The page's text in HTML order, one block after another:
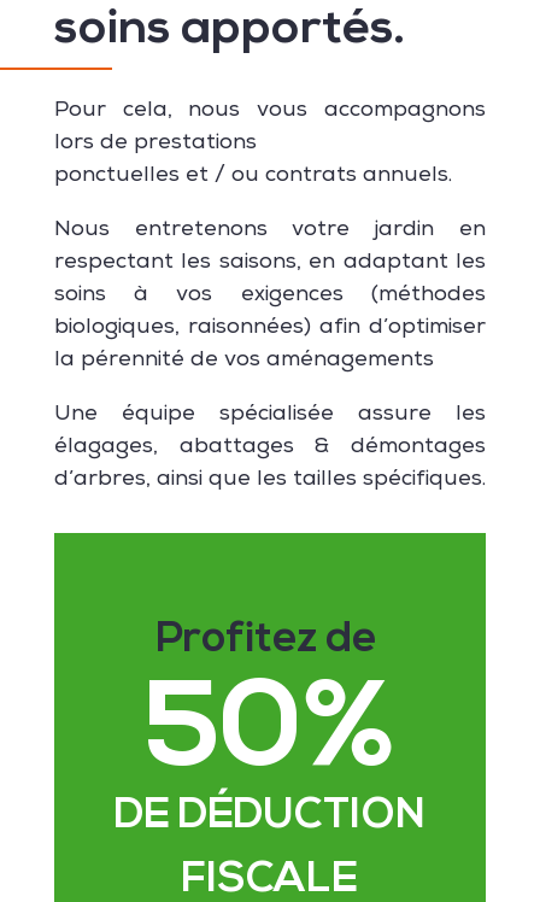
soins apportés.
Pour cela, nous vous accompagnons
lors de prestations
ponctuelles et / ou contrats annuels.
Nous entretenons votre jardin en
respectant les saisons, en adaptant les
soins à vos exigences (méthodes
biologiques, raisonnées) afin d’optimiser
la pérennité de vos aménagements
Une équipe spécialisée assure les
élagages, abattages & démontages
d’arbres, ainsi que les tailles spécifiques.
Profitez de
50%
DE DÉDUCTION
FISCALE